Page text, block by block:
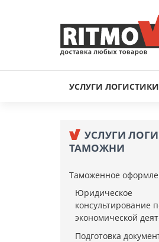
УСЛУГИ
УСЛУГИ
ТАМОЖНИ
Таможенное
Юридическое
консультирование
экономической
Подготовка